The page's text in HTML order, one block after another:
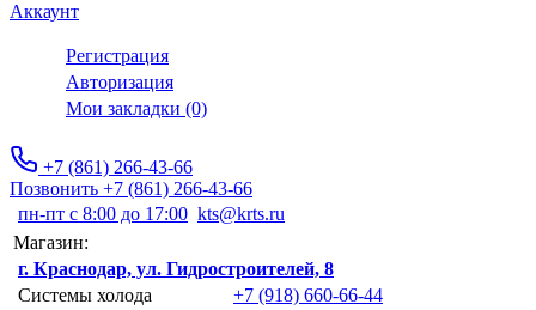
Аккаунт
Регистрация
Авторизация
Мои закладки (0)
+7 (861) 266-43-66
Позвонить +7 (861) 266-43-66
пн-пт с 8:00 до 17:00 kts@krts.ru
Магазин:
г. Краснодар, ул. Гидростроителей, 8
Системы холода
+7 (918) 660-66-44